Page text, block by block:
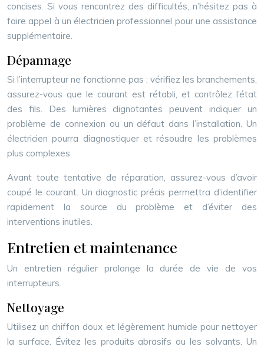
concises. Si vous rencontrez des difficultés, n’hésitez pas à
faire appel à un électricien professionnel pour une assistance
supplémentaire.
Dépannage
Si l’interrupteur ne fonctionne pas : vérifiez les branchements,
assurez-vous que le courant est rétabli, et contrôlez l’état
des fils. Des lumières clignotantes peuvent indiquer un
problème de connexion ou un défaut dans l’installation. Un
électricien pourra diagnostiquer et résoudre les problèmes
plus complexes.
Avant toute tentative de réparation, assurez-vous d’avoir
coupé le courant. Un diagnostic précis permettra d’identifier
rapidement la source du problème et d’éviter des
interventions inutiles.
Entretien et maintenance
Un entretien régulier prolonge la durée de vie de vos
interrupteurs.
Nettoyage
Utilisez un chiffon doux et légèrement humide pour nettoyer
la surface. Évitez les produits abrasifs ou les solvants. Un